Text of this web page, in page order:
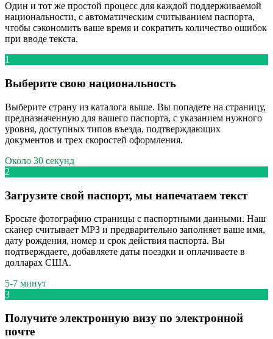
Один и тот же простой процесс для каждой поддерживаемой
национальности, с автоматическим считыванием паспорта,
чтобы сэкономить ваше время и сократить количество ошибок
при вводе текста.
1
Выберите свою национальность
Выберите страну из каталога выше. Вы попадете на страницу,
предназначенную для вашего паспорта, с указанием нужного
уровня, доступных типов въезда, подтверждающих
документов и трех скоростей оформления.
Около 30 секунд
2
Загрузите свой паспорт, мы напечатаем текст
Бросьте фотографию страницы с паспортными данными. Наш
сканер считывает МРЗ и предварительно заполняет ваше имя,
дату рождения, номер и срок действия паспорта. Вы
подтверждаете, добавляете даты поездки и оплачиваете в
долларах США.
5-7 минут
3
Получите электронную визу по электронной
почте